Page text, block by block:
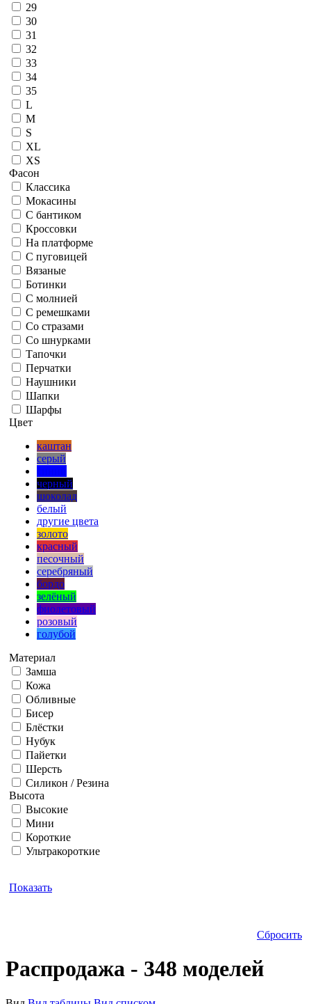
29
30
31
32
33
34
35
L
M
S
XL
XS
Фасон
Классика
Мокасины
С бантиком
Кроссовки
На платформе
С пуговицей
Вязаные
Ботинки
С молнией
С ремешками
Со стразами
Со шнурками
Тапочки
Перчатки
Наушники
Шапки
Шарфы
Цвет
каштан
серый
черный
шоколад
белый
другие цвета
золото
красный
песочный
серебряный
бордо
зелёный
фиолетовый
розовый
голубой
Материал
Замша
Кожа
Обливные
Бисер
Блёстки
Нубук
Пайетки
Шерсть
Силикон / Резина
Высота
Высокие
Мини
Короткие
Ультракороткие
Показать
Сбросить
Распродажа - 348 моделей